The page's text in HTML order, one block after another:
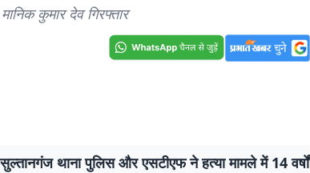
मानिक कुमार देव गिरफ्तार
थाना पुलिस और एसटीएफ ने हत्या मामले में 14 वर्षों